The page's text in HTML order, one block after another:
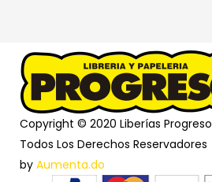
Copyright © 2020 Liberías Progreso
Todos Los Derechos Reservadores
by Aumenta.do